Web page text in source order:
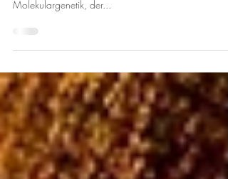
Jahrzehntelang haben sich klug-rauchende Köpfe aus
den Bereichen der Verhaltensgenetik, der